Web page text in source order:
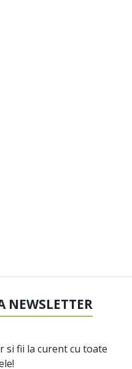
NEWSLETTER
si fii la curent cu toate